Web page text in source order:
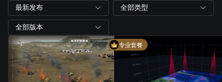
最新发布 全部类型
全部版本
专业套餐